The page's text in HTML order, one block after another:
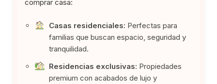
comprar casa:
Casas residenciales: Perfectas para
familias que buscan espacio, seguridad y
tranquilidad.
Residencias exclusivas: Propiedades
premium con acabados de lujo y